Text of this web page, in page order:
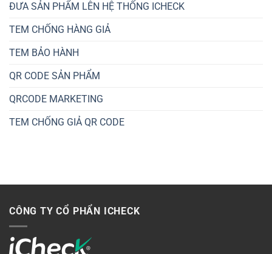
ĐƯA SẢN PHẨM LÊN HỆ THỐNG ICHECK
TEM CHỐNG HÀNG GIẢ
TEM BẢO HÀNH
QR CODE SẢN PHẨM
QRCODE MARKETING
TEM CHỐNG GIẢ QR CODE
CÔNG TY CỔ PHẨN ICHECK